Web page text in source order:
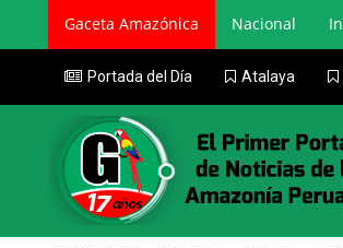
Gaceta Amazónica Nacional
Portada del Día Atalaya